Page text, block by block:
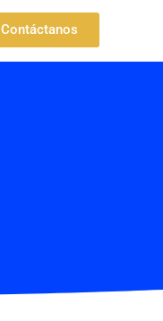
Contáctanos